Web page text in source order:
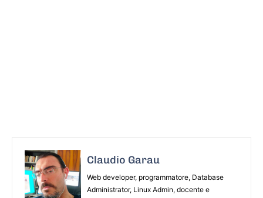
Claudio Garau
Web developer, programmatore, Database
Administrator, Linux Admin, docente e